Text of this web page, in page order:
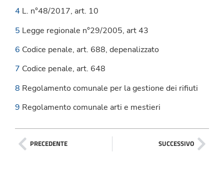
4 L. n°48/2017, art. 10
5 Legge regionale n°29/2005, art 43
6 Codice penale, art. 688, depenalizzato
7 Codice penale, art. 648
8 Regolamento comunale per la gestione dei rifiuti
9 Regolamento comunale arti e mestieri
PRECEDENTE SUCCESSIVO